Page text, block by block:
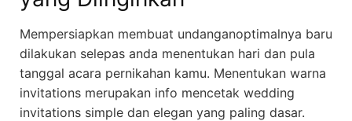
Mempersiapkan membuat undanganoptimalnya baru
dilakukan selepas anda menentukan hari dan pula
tanggal acara pernikahan kamu. Menentukan warna
invitations merupakan info mencetak wedding
invitations simple dan elegan yang paling dasar.